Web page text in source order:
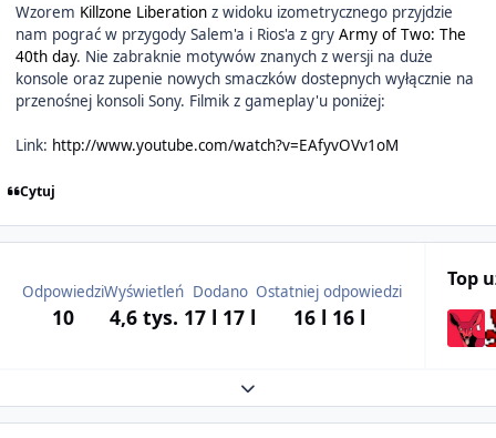
Wzorem Killzone Liberation z widoku izometrycznego przyjdzie
nam pograć w przygody Salem'a i Rios'a z gry Army of Two: The
40th day. Nie zabraknie motywów znanych z wersji na duże
konsole oraz zupenie nowych smaczków dostepnych wyłącznie na
przenośnej konsoli Sony. Filmik z gameplay'u poniżej:
Link: http://www.youtube.com/watch?v=EAfyvOVv1oM
Cytuj
Odpowiedzi
10
Wyświetleń
4,6 tys.
Dodano
17 l 17 l
Ostatniej odpowiedzi
16 l 16 l
Top
Expand topic overview